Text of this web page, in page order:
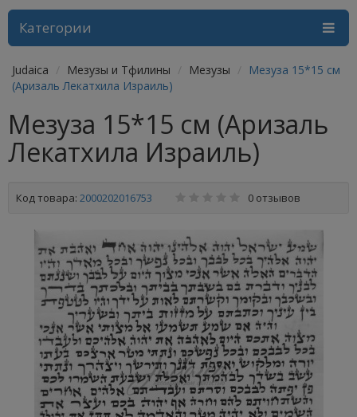
Категории
Judaica Мезузы и Тфилины Мезузы
Мезуза 15*15 см
(Аризаль Лекатхила Израиль)
Мезуза 15*15 см (Аризаль
Лекатхила Израиль)
Код товара: 2000202016753 0 отзывов